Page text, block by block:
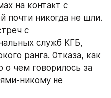
на контакт с
почти никогда не шли.
с
служб КГБ,
ранга. Отказа, как
о чем говорилось за
никому не